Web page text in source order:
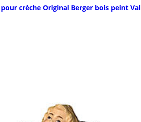
crèche Original Berger bois peint Val